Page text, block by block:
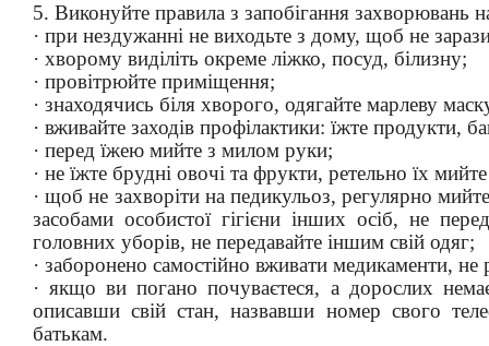
5. Виконуйте правила з запобігання захворювань
· при нездужанні не виходьте з дому, щоб не
· хворому виділіть окреме ліжко, посуд, білизну;
· провітрюйте приміщення;
· знаходячись біля хворого, одягайте марлеву
· вживайте заходів профілактики: їжте продукти,
· перед їжею мийте з милом руки;
· не їжте брудні овочі та фрукти, ретельно їх
· щоб не захворіти на педикульоз, регулярно
засобами особистої гігієни інших осіб, не
головних уборів, не передавайте іншим свій одяг;
· заборонено самостійно вживати медикаменти, не
· якщо ви погано почуваєтеся, а дорослих
описавши свій стан, назвавши номер свого
батькам.